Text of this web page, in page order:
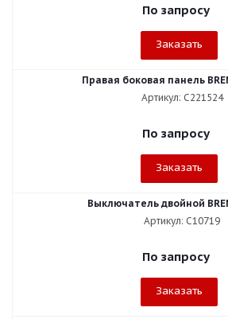
По запросу
Заказать
Правая боковая панель
Артикул: C221524
По запросу
Заказать
Выключатель двойной
Артикул: C10719
По запросу
Заказать